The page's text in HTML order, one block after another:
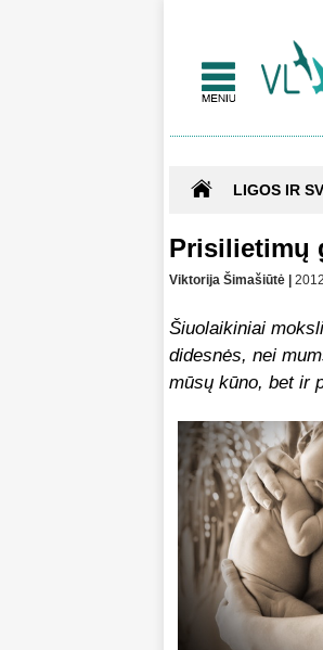
LIGOS IR
Prisilietimų
Viktorija Šimašiūtė |
Šiuolaikiniai
didesnės, nei
mūsų kūno, bet ir